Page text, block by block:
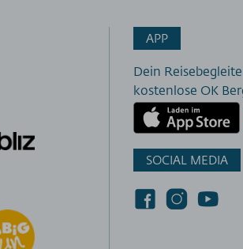
APP
Dein
kostenlose OK
SOCIAL MEDIA